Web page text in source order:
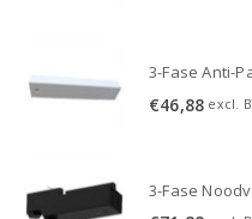
€46,88 excl.
3-Fase